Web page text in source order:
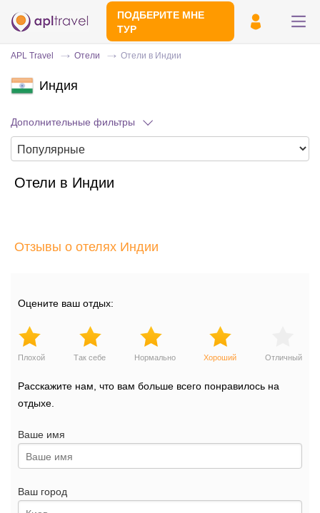
ПОДБЕРИТЕ МНЕ
ТУР
минут
APL Travel Отели Отели в Индии
Индия
Дополнительные фильтры
Отели в Индии
Отзывы о отелях Индии
Оцените ваш отдых:
Плохой Так себе Нормально Хороший Отличный
Расскажите нам, что вам больше всего понравилось на
отдыхе.
Ваше имя
Ваш город